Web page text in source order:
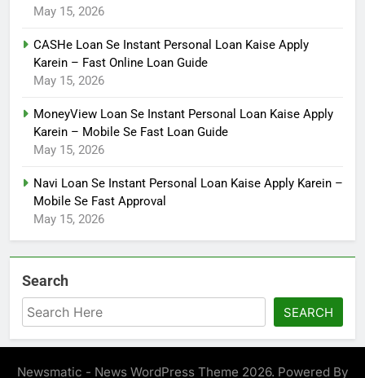
May 15, 2026
CASHe Loan Se Instant Personal Loan Kaise Apply
Karein – Fast Online Loan Guide
May 15, 2026
MoneyView Loan Se Instant Personal Loan Kaise Apply
Karein – Mobile Se Fast Loan Guide
May 15, 2026
Navi Loan Se Instant Personal Loan Kaise Apply Karein –
Mobile Se Fast Approval
May 15, 2026
Search
SEARCH
Newsmatic - News WordPress Theme 2026. Powered By